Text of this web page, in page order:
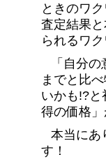
ときのワ
査定結果
られるワ
「自分
までと比
いかも!?
得の価格
本当にあ
す！